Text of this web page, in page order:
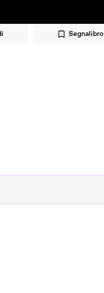
Segnalibro